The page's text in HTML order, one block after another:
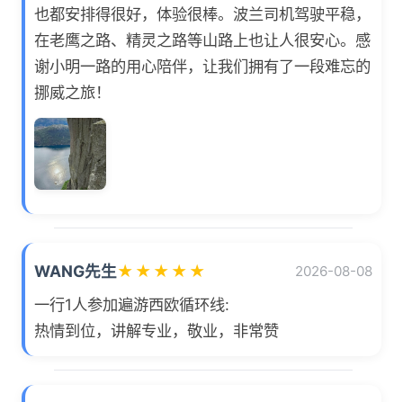
也都安排得很好，体验很棒。波兰司机驾驶平稳，
在老鹰之路、精灵之路等山路上也让人很安心。感
谢小明一路的用心陪伴，让我们拥有了一段难忘的
挪威之旅！
WANG先生★ ★ ★ ★ ★ 2026-08-08
一行1人参加遍游西欧循环线:
热情到位，讲解专业，敬业，非常赞